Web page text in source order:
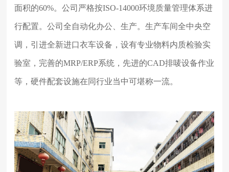
面积的60%。公司严格按ISO-14000环境质量管理体系进
行配置。公司全自动化办公、生产。生产车间全中央空
调，引进全新进口衣车设备，设有专业物料内质检验实
验室，完善的MRP/ERP系统，先进的CAD排唛设备作业
等，硬件配套设施在同行业当中可堪称一流。